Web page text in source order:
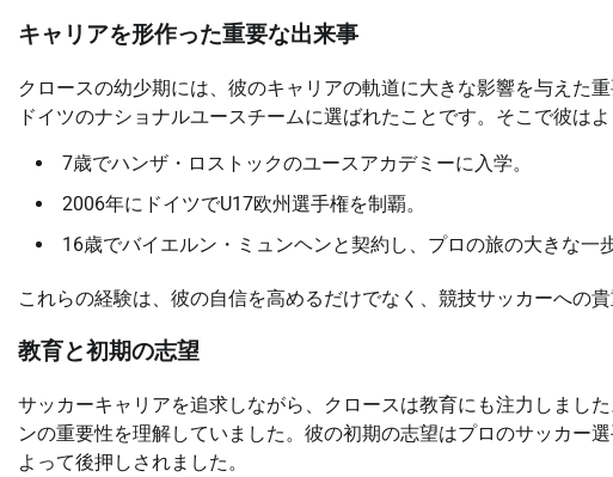
キャリアを形作った重要な出来事
クロースの幼少期には、彼のキャリアの軌道に大きな影響を与えた
ドイツのナショナルユースチームに選ばれたことです。そこで彼は
7歳でハンザ・ロストックのユースアカデミーに入学。
2006年にドイツでU17欧州選手権を制覇。
16歳でバイエルン・ミュンヘンと契約し、プロの旅の大きな一
これらの経験は、彼の自信を高めるだけでなく、競技サッカーへの
教育と初期の志望
サッカーキャリアを追求しながら、クロースは教育にも注力しまし
ンの重要性を理解していました。彼の初期の志望はプロのサッカー
よって後押しされました。